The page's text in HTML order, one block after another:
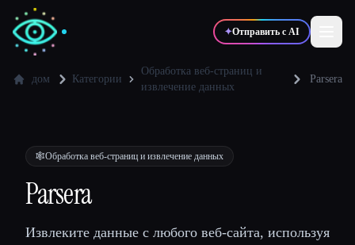
✦Отправить с AI
💻Разработчики 📈Маркетологи
🎓 🎬 Креаторы
дом Категории
Обработка веб-страниц и
извлечение данных
Parsera
🕸️Обработка веб-страниц и извлечение данных
Parsera
Извлеките данные с любого веб-сайта, используя